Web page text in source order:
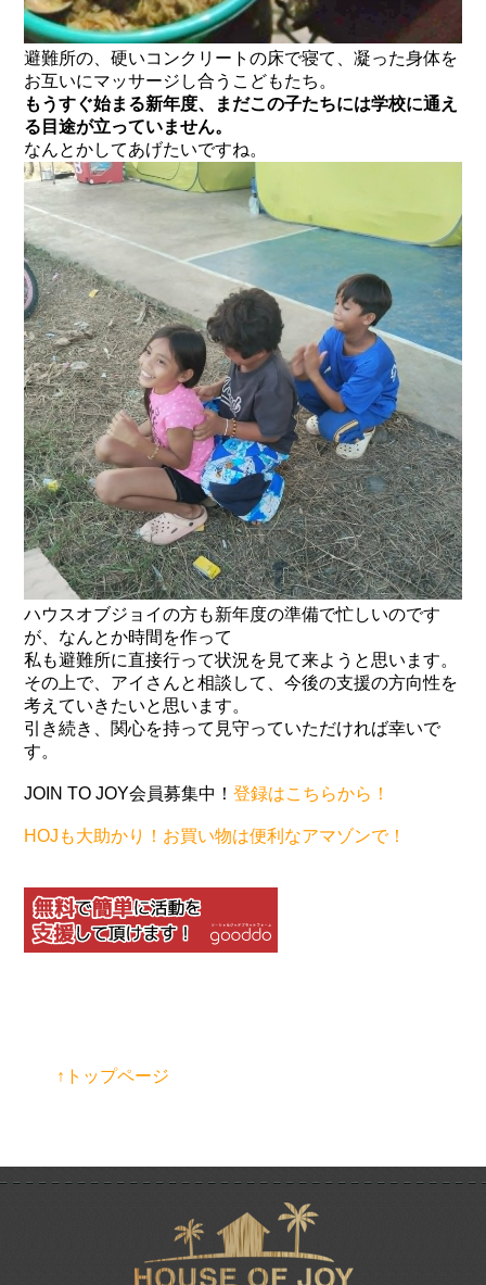
避難所の、硬いコンクリートの床で寝て、凝った身体を
お互いにマッサージし合うこどもたち。
もうすぐ始まる新年度、まだこの子たちには学校に通え
る目途が立っていません。
なんとかしてあげたいですね。
ハウスオブジョイの方も新年度の準備で忙しいのです
が、なんとか時間を作って
私も避難所に直接行って状況を見て来ようと思います。
その上で、アイさんと相談して、今後の支援の方向性を
考えていきたいと思います。
引き続き、関心を持って見守っていただければ幸いで
す。
JOIN TO JOY会員募集中！登録はこちらから！
HOJも大助かり！お買い物は便利なアマゾンで！
↑トップページ